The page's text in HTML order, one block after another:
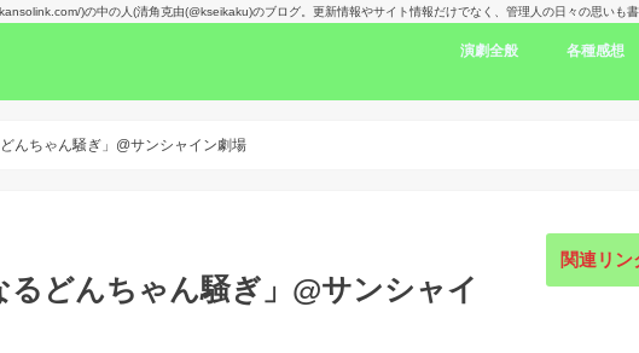
)の中の人(清角克由(@kseikaku)のブログ。更新情報やサイト情報だけでなく、管理人の日々の思いも書
演劇全般
演劇感想文リンク
舞台で見た人のドラマ出演
楽しみな舞台！
演劇賞
各種感想
劇評
書評
映画評
旅行記
んちゃん騒ぎ」@サンシャイン劇場
るどんちゃん騒ぎ」@サンシャイ
関連リン